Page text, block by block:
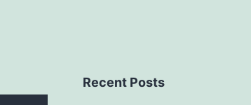
Recent Posts